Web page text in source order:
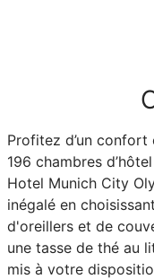
Profitez d’un confort
196 chambres
Hotel Munich City
inégalé en
d'oreillers et de
une tasse de thé au
mis à votre